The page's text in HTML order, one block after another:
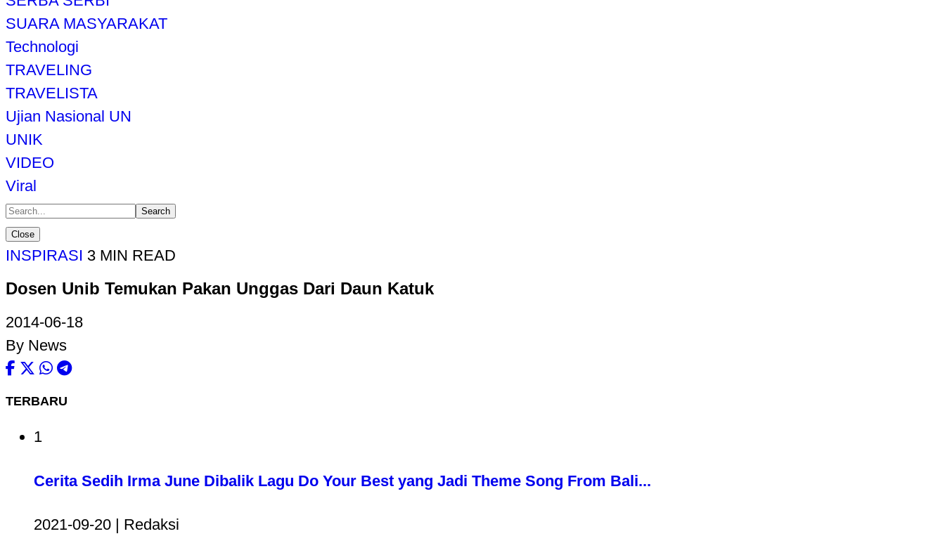
SUARA MASYARAKAT
Technologi
TRAVELING
TRAVELISTA
Ujian Nasional UN
UNIK
VIDEO
Viral
Search
Close
INSPIRASI 3 MIN READ
Dosen Unib Temukan Pakan Unggas Dari Daun Katuk
2014-06-18
By News
TERBARU
1
Cerita Sedih Irma June Dibalik Lagu Do Your Best yang Jadi Theme Song From Bali...
2021-09-20 | Redaksi